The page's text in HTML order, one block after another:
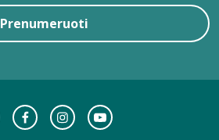
Prenumeruoti